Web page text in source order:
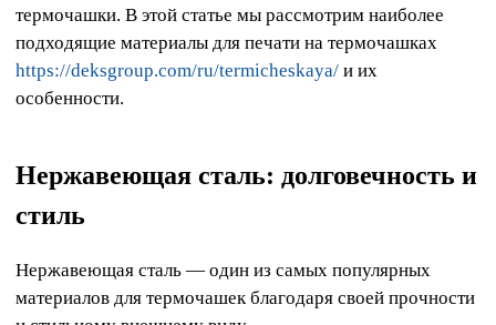
термочашки. В этой статье мы рассмотрим наиболее
подходящие материалы для печати на термочашках
https://deksgroup.com/ru/termicheskaya/ и их
особенности.
Нержавеющая сталь: долговечность и
стиль
Нержавеющая сталь — один из самых популярных
материалов для термочашек благодаря своей прочности